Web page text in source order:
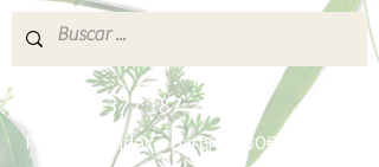
640 377 187
Portes pagados a partir de 80€